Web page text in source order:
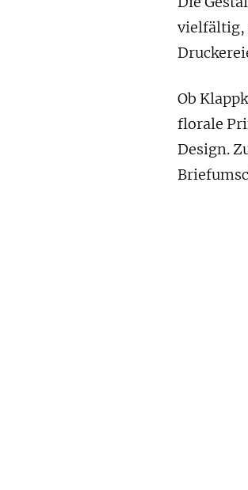
vielfältig,
Ob
florale
Design.